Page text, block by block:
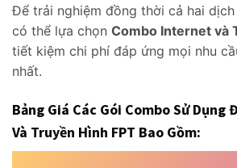
Để trải nghiệm đồng thời cả hai dịch
có thể lựa chọn Combo Internet và
tiết kiệm chi phí đáp ứng mọi nhu
nhất.
Bảng Giá Các Gói Combo Sử Dụng
Và Truyền Hình FPT Bao Gồm: